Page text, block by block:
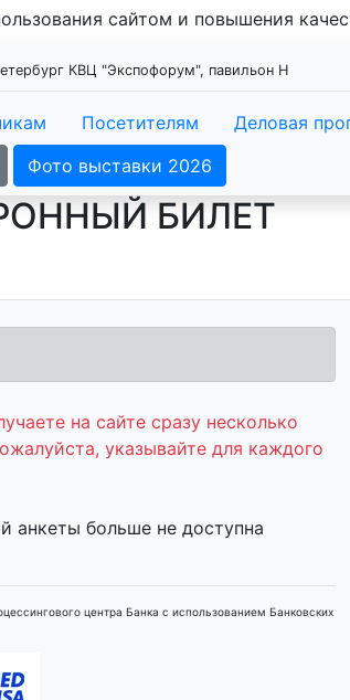
сайтом и повышения
КВЦ "Экспофорум", павильон Н
Посетителям Деловая
Фото выставки 2026
БИЛЕТ
на сайте сразу несколько
указывайте для каждого
анкеты больше не доступна
центра Банка с использованием Банковских